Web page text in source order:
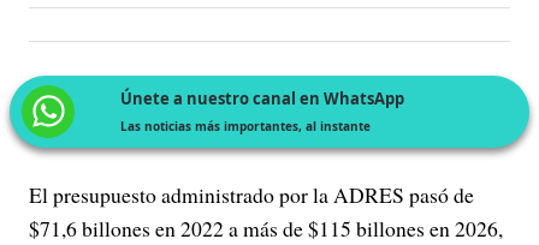
Únete a nuestro canal en WhatsApp
Las noticias más importantes, al instante
El presupuesto administrado por la ADRES pasó de
$71,6 billones en 2022 a más de $115 billones en 2026,